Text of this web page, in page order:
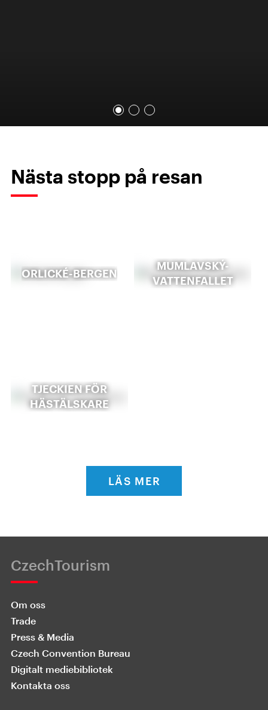
Nästa stopp på resan
ORLICKÉ-BERGEN
MUMLAVSKÝ-
VATTENFALLET
TJECKIEN FÖR
HÄSTÄLSKARE
LÄS MER
CzechTourism
Om oss
Trade
Press & Media
Czech Convention Bureau
Digitalt mediebibliotek
Kontakta oss